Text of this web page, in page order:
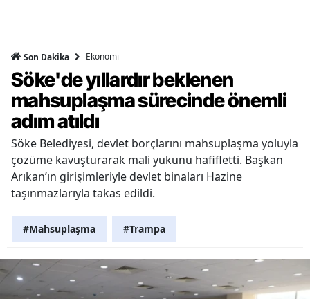
Son Dakika Ekonomi
Söke'de yıllardır beklenen
mahsuplaşma sürecinde önemli
adım atıldı
Söke Belediyesi, devlet borçlarını mahsuplaşma yoluyla
çözüme kavuşturarak mali yükünü hafifletti. Başkan
Arıkan’ın girişimleriyle devlet binaları Hazine
taşınmazlarıyla takas edildi.
#Mahsuplaşma #Trampa